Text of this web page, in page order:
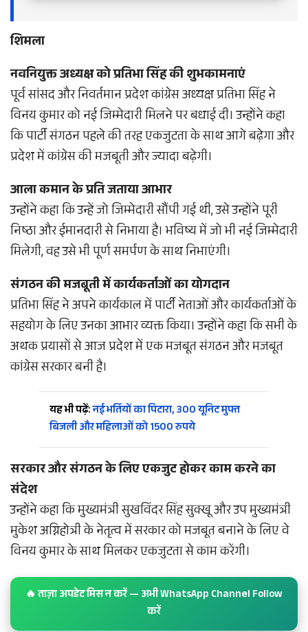
शिमला
नवनियुक्त अध्यक्ष को प्रतिभा सिंह की शुभकामनाएं
पूर्व सांसद और निवर्तमान प्रदेश कांग्रेस अध्यक्ष प्रतिभा सिंह ने
विनय कुमार को नई जिम्मेदारी मिलने पर बधाई दी। उन्होंने कहा
कि पार्टी संगठन पहले की तरह एकजुटता के साथ आगे बढ़ेगा और
प्रदेश में कांग्रेस की मजबूती और ज्यादा बढ़ेगी।
आला कमान के प्रति जताया आभार
उन्होंने कहा कि उन्हें जो जिम्मेदारी सौंपी गई थी, उसे उन्होंने पूरी
निष्ठा और ईमानदारी से निभाया है। भविष्य में जो भी नई जिम्मेदारी
मिलेगी, वह उसे भी पूर्ण समर्पण के साथ निभाएंगी।
संगठन की मजबूती में कार्यकर्ताओं का योगदान
प्रतिभा सिंह ने अपने कार्यकाल में पार्टी नेताओं और कार्यकर्ताओं के
सहयोग के लिए उनका आभार व्यक्त किया। उन्होंने कहा कि सभी के
अथक प्रयासों से आज प्रदेश में एक मजबूत संगठन और मजबूत
कांग्रेस सरकार बनी है।
यह भी पढ़ें:नई भर्तियों का पिटारा, 300 यूनिट मुफ्त
बिजली और महिलाओं को 1500 रुपये
सरकार और संगठन के लिए एकजुट होकर काम करने का
संदेश
उन्होंने कहा कि मुख्यमंत्री सुखविंदर सिंह सुक्खू और उप मुख्यमंत्री
मुकेश अग्निहोत्री के नेतृत्व में सरकार को मजबूत बनाने के लिए वे
विनय कुमार के साथ मिलकर एकजुटता से काम करेंगी।
🔥 ताज़ा अपडेट मिस न करें — अभी WhatsApp Channel Follow
करें